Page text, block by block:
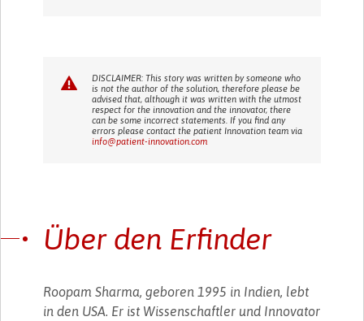
DISCLAIMER: This story was written by someone who
is not the author of the solution, therefore please be
advised that, although it was written with the utmost
respect for the innovation and the innovator, there
can be some incorrect statements. If you find any
errors please contact the patient Innovation team via
info@patient-innovation.com
Über den Erfinder
Roopam Sharma, geboren 1995 in Indien, lebt
in den USA. Er ist Wissenschaftler und Innovator